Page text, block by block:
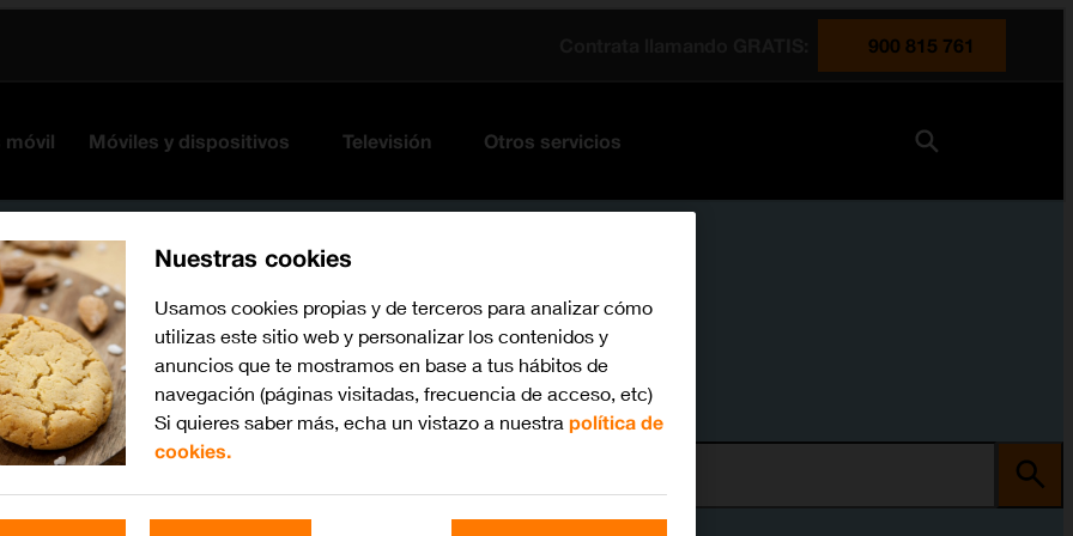
900 815 761
móvil Móviles y dispositivos Televisión Otros servicios
Nuestras cookies
Usamos cookies propias y de terceros para analizar cómo
utilizas este sitio web y personalizar los contenidos y
anuncios que te mostramos en base a tus hábitos de
navegación (páginas visitadas, frecuencia de acceso, etc)
Si quieres saber más, echa un vistazo a nuestra política de
cookies.